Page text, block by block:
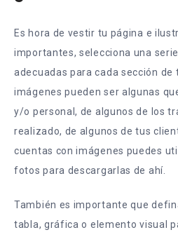
Es hora de vestir tu página e
importantes, selecciona una
adecuadas para cada sección de
imágenes pueden ser algunas
y/o personal, de algunos de los
realizado, de algunos de tus
cuentas con imágenes puedes
fotos para descargarlas de ahí.
También es importante que
tabla, gráfica o elemento visual